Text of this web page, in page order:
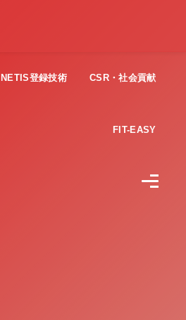
NETIS登録技術 CSR・社会貢献
FIT-EASY